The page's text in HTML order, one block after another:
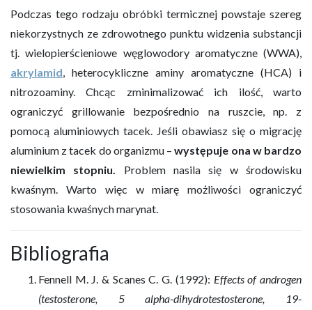
Podczas tego rodzaju obróbki termicznej powstaje szereg
niekorzystnych ze zdrowotnego punktu widzenia substancji
tj. wielopierścieniowe węglowodory aromatyczne (WWA),
akrylamid , heterocykliczne aminy aromatyczne (HCA) i
nitrozoaminy. Chcąc zminimalizować ich ilość, warto
ograniczyć grillowanie bezpośrednio na ruszcie, np. z
pomocą aluminiowych tacek. Jeśli obawiasz się o migrację
aluminium z tacek do organizmu –występuje ona w bardzo
niewielkim stopniu.
Problem nasila się w środowisku
kwaśnym. Warto więc w miarę możliwości ograniczyć
stosowania kwaśnych marynat.
Bibliografia
Fennell M. J. & Scanes C. G. (1992): Effects of androgen
(testosterone, 5 alpha-dihydrotestosterone, 19-